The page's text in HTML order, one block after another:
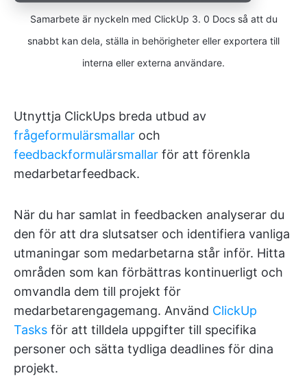
Samarbete är nyckeln med ClickUp 3. 0 Docs så att du
snabbt kan dela, ställa in behörigheter eller exportera till
interna eller externa användare.
Utnyttja ClickUps breda utbud av
frågeformulärsmallar och
feedbackformulärsmallar för att förenkla
medarbetarfeedback.
När du har samlat in feedbacken analyserar du
den för att dra slutsatser och identifiera vanliga
utmaningar som medarbetarna står inför. Hitta
områden som kan förbättras kontinuerligt och
omvandla dem till projekt för
medarbetarengagemang. Använd ClickUp
Tasks för att tilldela uppgifter till specifika
personer och sätta tydliga deadlines för dina
projekt.